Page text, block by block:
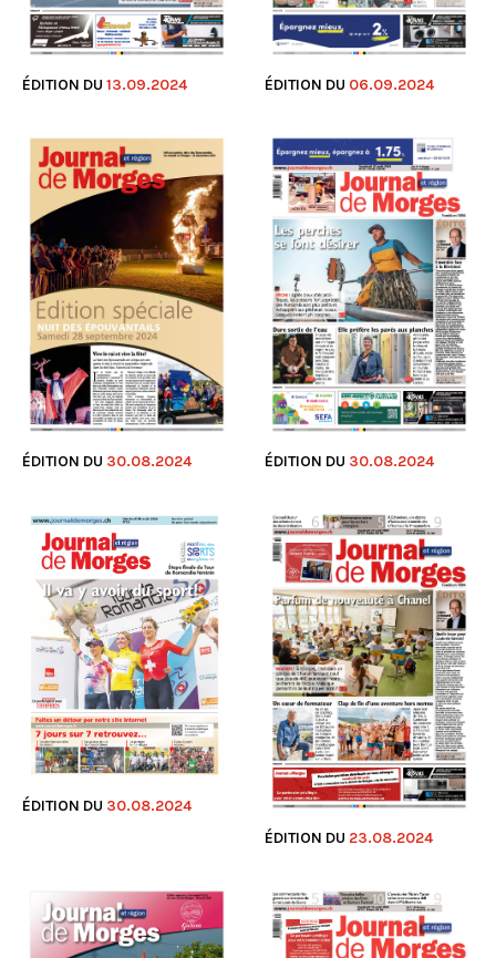
ÉDITION DU 13.09.2024 ÉDITION DU 06.09.2024
ÉDITION DU 30.08.2024 ÉDITION DU 30.08.2024
ÉDITION DU 30.08.2024
ÉDITION DU 23.08.2024